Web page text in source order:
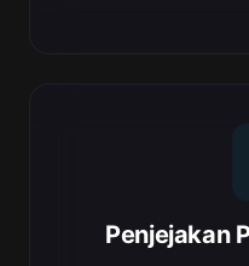
Penjejakan